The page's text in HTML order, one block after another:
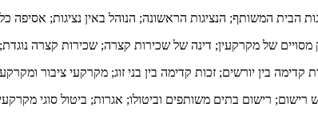
המשותף; הנציגות הראשונה; הנוהל באין נציגות; אסיפה
של מקרקעין; דינה של שכירות קצרה; שכירות קצרה
בין יורשים; זכות קדימה בין בני זוג; מקרקעי ציבור
רישום בתים משותפים וביטולו; אגרות; ביטול סוגי מקרקעין;